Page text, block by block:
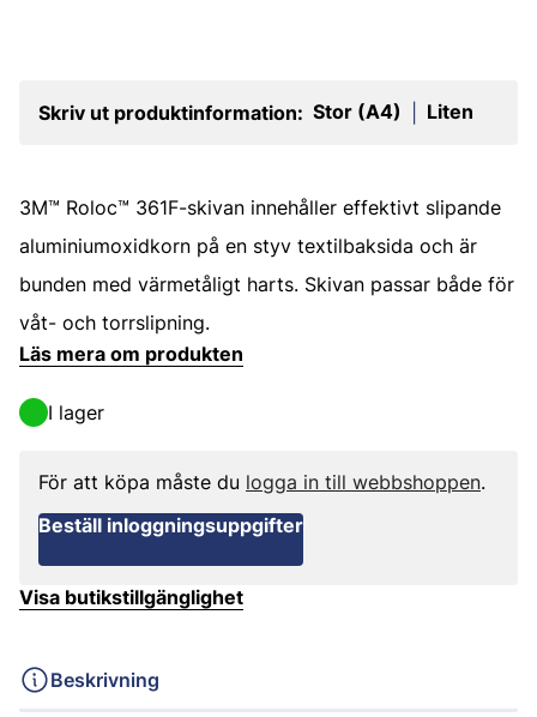
Skriv ut produktinformation: Stor (A4) Liten
3M™ Roloc™ 361F-skivan innehåller effektivt slipande
aluminiumoxidkorn på en styv textilbaksida och är
bunden med värmetåligt harts. Skivan passar både för
våt- och torrslipning.
Läs mera om produkten
I lager
För att köpa måste du logga in till webbshoppen.
Beställ inloggningsuppgifter
Visa butikstillgänglighet
Beskrivning